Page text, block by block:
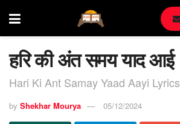
हरि की अंत समय याद आई
Hari Ki Ant Samay Yaad Aayi Lyrics
by Shekhar Mourya 05/12/2024